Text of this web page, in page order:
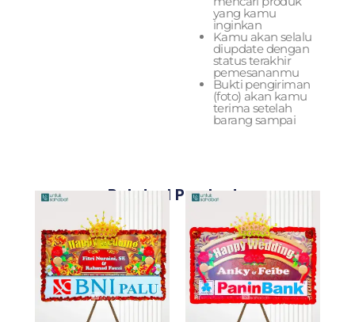
yang kamu
inginkan
Kamu akan selalu
diupdate dengan
status terakhir
pemesananmu
Bukti pengiriman
(foto) akan kamu
terima setelah
barang sampai
Related Products